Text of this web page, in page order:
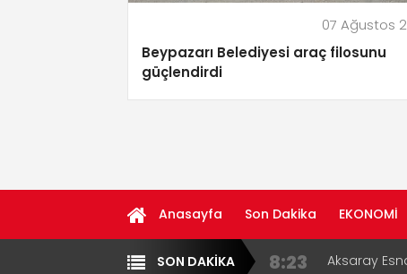
07 Ağustos
Beypazarı Belediyesi araç filosunu
güçlendirdi
Anasayfa Son Dakika EKONOMİ
Yazarlar Diğer
SON DAKİKA 8:23 Aksaray